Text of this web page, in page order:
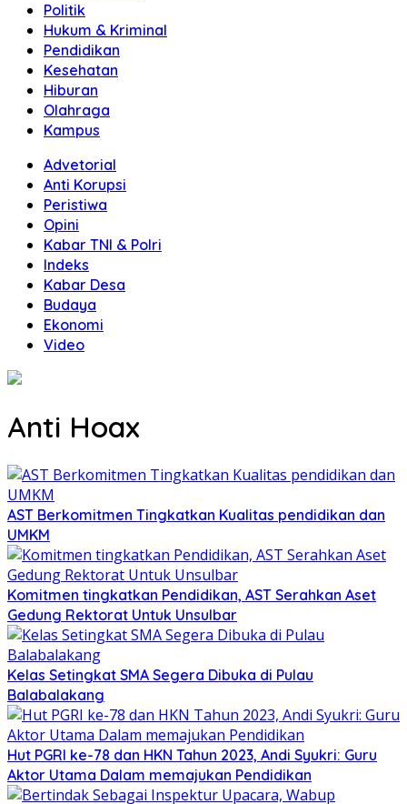
Politik
Hukum & Kriminal
Pendidikan
Kesehatan
Hiburan
Olahraga
Kampus
Advetorial
Anti Korupsi
Peristiwa
Opini
Kabar TNI & Polri
Indeks
Kabar Desa
Budaya
Ekonomi
Video
Anti Hoax
AST Berkomitmen Tingkatkan Kualitas pendidikan dan
UMKM
Komitmen tingkatkan Pendidikan, AST Serahkan Aset
Gedung Rektorat Untuk Unsulbar
Kelas Setingkat SMA Segera Dibuka di Pulau
Balabalakang
Hut PGRI ke-78 dan HKN Tahun 2023, Andi Syukri: Guru
Aktor Utama Dalam memajukan Pendidikan